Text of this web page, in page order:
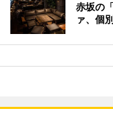
赤坂の
ァ、個